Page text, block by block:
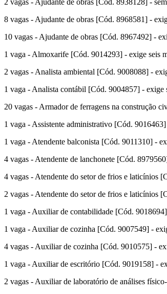
2 vagas - Ajudante de obras [Cód. 8938128] -
8 vagas - Ajudante de obras [Cód. 8968581] -
10 vagas - Ajudante de obras [Cód. 8967492] -
1 vaga - Almoxarife [Cód. 9014293] - exige seis
2 vagas - Analista ambiental [Cód. 9008088] -
1 vaga - Analista contábil [Cód. 9004857] - exige
20 vagas - Armador de ferragens na construção
1 vaga - Assistente administrativo [Cód.
1 vaga - Atendente balconista [Cód. 9011310] -
4 vagas - Atendente de lanchonete [Cód.
4 vagas - Atendente do setor de frios e laticínios
2 vagas - Atendente do setor de frios e laticínios
1 vaga - Auxiliar de contabilidade [Cód.
1 vaga - Auxiliar de cozinha [Cód. 9007549] -
4 vagas - Auxiliar de cozinha [Cód. 9010575] -
1 vaga - Auxiliar de escritório [Cód. 9019158] -
2 vagas - Auxiliar de laboratório de análises